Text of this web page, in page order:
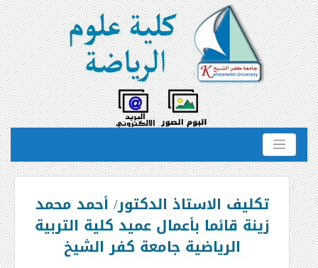
تكليف الاستاذ الدكتور/ أحمد محمد
زينة قائما بأعمال عميد كلية التربية
الرياضية جامعة كفر الشيخ